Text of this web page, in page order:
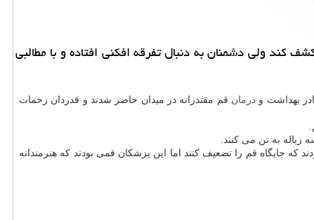
ولی دشمنان به دنبال تفرقه افكنی افتاده و با مطالبی
بهداشت و درمان قم مقتدرانه در میدان حاضر شدند و قدردان زحمات
زباله به تن می كنند.
جایگاه قم را تضعیف كنند اما این پزشكان قمی بودند كه هنرمندانه